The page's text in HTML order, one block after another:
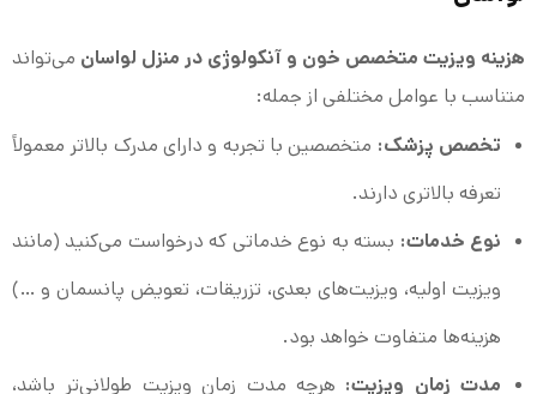
هزینه ویزیت متخصص خون و آنکولوژی در منزل لواسانمی‌تواند
متناسب با عوامل مختلفی از جمله:
تخصص پزشک:متخصصین با تجربه و دارای مدرک بالاتر معمولاً
تعرفه بالاتری دارند.
نوع خدمات:بسته به نوع خدماتی که درخواست می‌کنید (مانند
ویزیت اولیه، ویزیت‌های بعدی، تزریقات، تعویض پانسمان و …)
هزینه‌ها متفاوت خواهد بود.
مدت زمان ویزیت:هرچه مدت زمان ویزیت طولانی‌تر باشد،